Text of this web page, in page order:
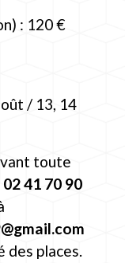
: 120 €
/ 13, 14
toute
02 41 70 90
des places.